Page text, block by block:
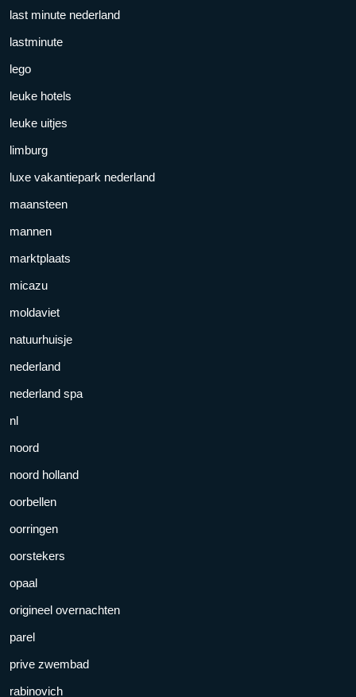
last minute nederland
lastminute
lego
leuke hotels
leuke uitjes
limburg
luxe vakantiepark nederland
maansteen
mannen
marktplaats
micazu
moldaviet
natuurhuisje
nederland
nederland spa
nl
noord
noord holland
oorbellen
oorringen
oorstekers
opaal
origineel overnachten
parel
prive zwembad
rabinovich